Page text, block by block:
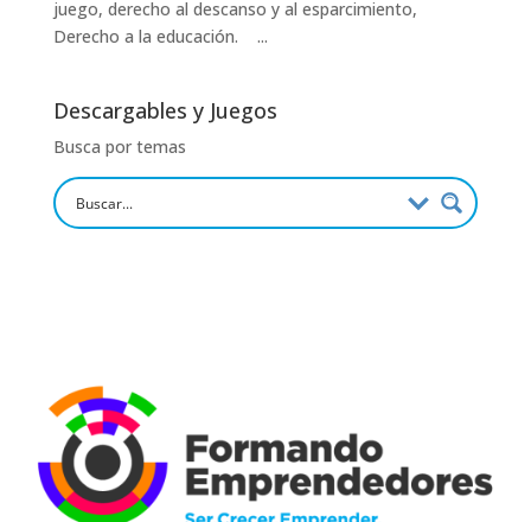
juego, derecho al descanso y al esparcimiento,
Derecho a la educación. ...
Descargables y Juegos
Busca por temas